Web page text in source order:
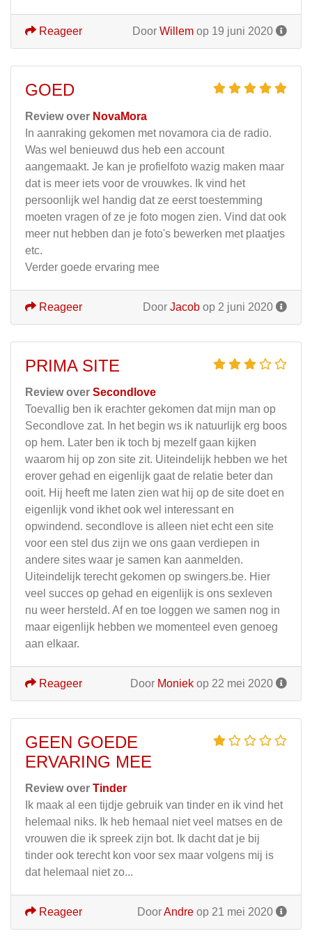
Door Willem op 19 juni 2020
Reageer
GOED
Review over NovaMora
In aanraking gekomen met novamora cia de radio.
Was wel benieuwd dus heb een account
aangemaakt. Je kan je profielfoto wazig maken maar
dat is meer iets voor de vrouwkes. Ik vind het
persoonlijk wel handig dat ze eerst toestemming
moeten vragen of ze je foto mogen zien. Vind dat ook
meer nut hebben dan je foto's bewerken met plaatjes
etc.
Verder goede ervaring mee
Door Jacob op 2 juni 2020
Reageer
PRIMA SITE
Review over Secondlove
Toevallig ben ik erachter gekomen dat mijn man op
Secondlove zat. In het begin ws ik natuurlijk erg boos
op hem. Later ben ik toch bj mezelf gaan kijken
waarom hij op zon site zit. Uiteindelijk hebben we het
erover gehad en eigenlijk gaat de relatie beter dan
ooit. Hij heeft me laten zien wat hij op de site doet en
eigenlijk vond ikhet ook wel interessant en
opwindend. secondlove is alleen niet echt een site
voor een stel dus zijn we ons gaan verdiepen in
andere sites waar je samen kan aanmelden.
Uiteindelijk terecht gekomen op swingers.be. Hier
veel succes op gehad en eigenlijk is ons sexleven
nu weer hersteld. Af en toe loggen we samen nog in
maar eigenlijk hebben we momenteel even genoeg
aan elkaar.
Door Moniek op 22 mei 2020
Reageer
GEEN GOEDE
ERVARING MEE
Review over Tinder
Ik maak al een tijdje gebruik van tinder en ik vind het
helemaal niks. Ik heb hemaal niet veel matses en de
vrouwen die ik spreek zijn bot. Ik dacht dat je bij
tinder ook terecht kon voor sex maar volgens mij is
dat helemaal niet zo...
DoorAndre op 21 mei 2020
Reageer